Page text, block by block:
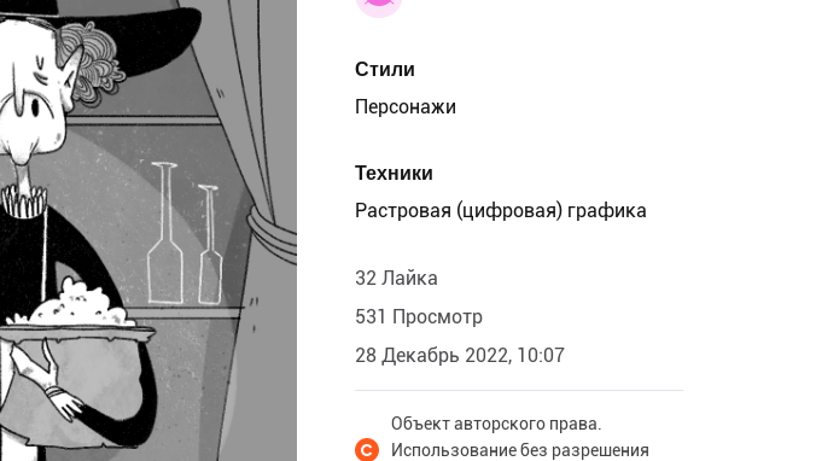
Стили
Персонажи
Техники
Растровая (цифровая) графика
32 Лайка
531 Просмотр
28 Декабрь 2022, 10:07
Объект авторского права.
Использование без разрешения